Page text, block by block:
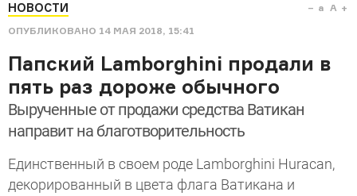
НОВОСТИ
ОПУБЛИКОВАНО 14 МАЯ 2018, 15:41
a A
Папский Lamborghini продали в
пять раз дороже обычного
Вырученные от продажи средства Ватикан
направит на благотворительность
Единственный в своем роде Lamborghini Huracan,
декорированный в цвета флага Ватикана и